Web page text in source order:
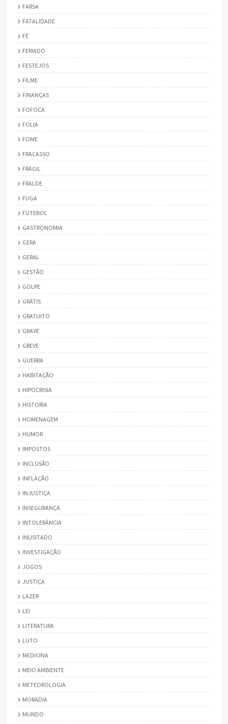
FARSA
FATALIDADE
FÉ
FERIADO
FESTEJOS
FILME
FINANÇAS
FOFOCA
FOLIA
FOME
FRACASSO
FRÁGIL
FRALDE
FUGA
FUTEBOL
GASTRONOMIA
GERA
GERAL
GESTÃO
GOLPE
GRÁTIS
GRATUITO
GRAVE
GREVE
GUERRA
HABITAÇÃO
HIPOCRISIA
HISTORIA
HOMENAGEM
HUMOR
IMPOSTOS
INCLUSÃO
INFLAÇÃO
INJUSTIÇA
INSEGURANÇA
INTOLERÂNCIA
INUSITADO
INVESTIGAÇÃO
JOGOS
JUSTIÇA
LAZER
LEI
LITERATURA
LUTO
MEDICINA
MEIO AMBIENTE
METEOROLOGIA
MORADIA
MUNDO